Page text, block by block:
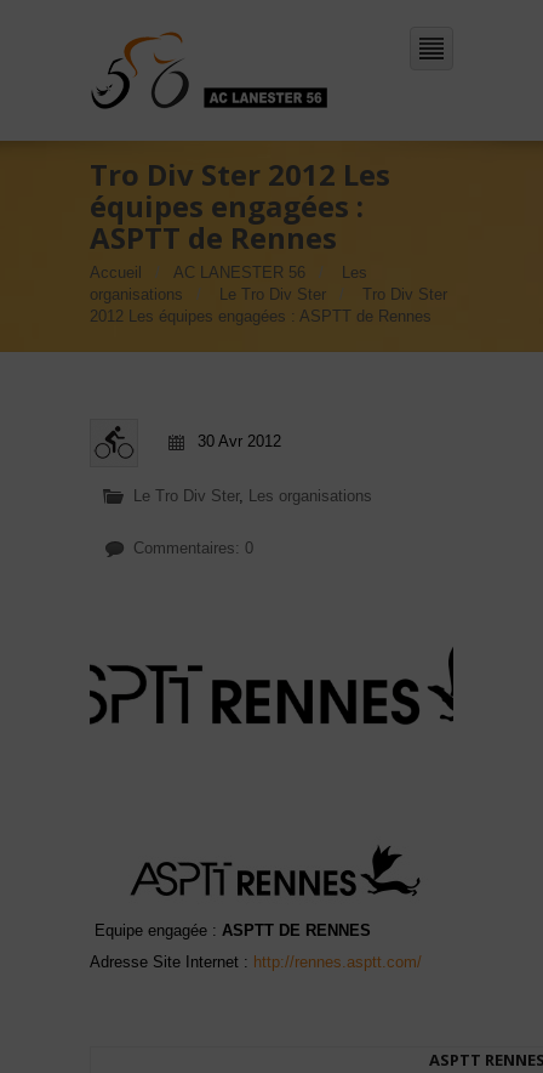
Tro Div Ster 2012 Les
équipes engagées :
ASPTT de Rennes
Accueil AC LANESTER 56
Les
organisations
Le Tro Div Ster
Tro Div Ster
2012 Les équipes engagées : ASPTT de Rennes
30 Avr 2012
Le Tro Div Ster, Les organisations
Commentaires: 0
Equipe engagée : ASPTT DE RENNES
Adresse Site Internet : http://rennes.asptt.com/
ASPTT